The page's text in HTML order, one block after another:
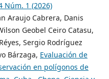
Núm. 1 (2026)
Araujo Cabrera, Danis
Geobel Ceiro Catasu,
Sergio Rodríguez
Bárzaga, Evaluación de
en polígonos de